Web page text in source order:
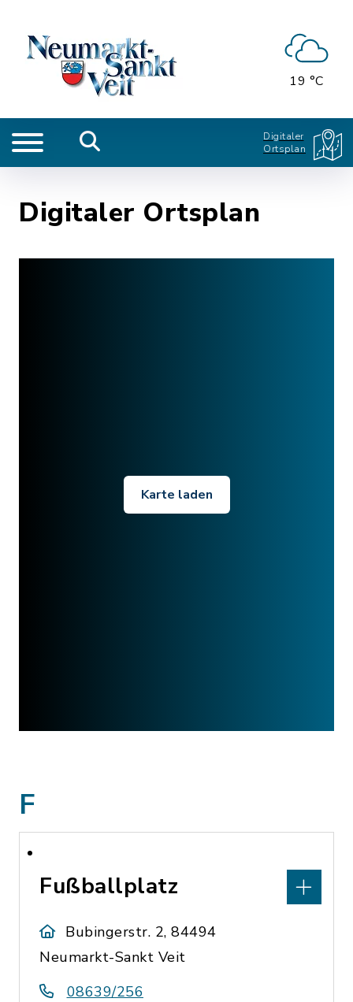
19 °C
Digitaler
Ortsplan
Digitaler Ortsplan
Karte laden
F
Fußballplatz
Bubingerstr. 2, 84494
Neumarkt-Sankt Veit
08639/256